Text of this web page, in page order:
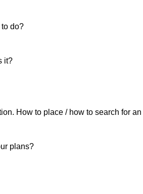
do?
it?
How to place / how to search for
plans?